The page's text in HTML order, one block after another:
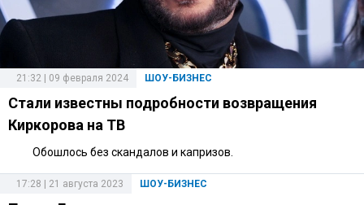
ШОУ-БИЗНЕС
21:32 | 09 февраля 2024
Стали известны подробности возвращения
Киркорова на ТВ
Обошлось без скандалов и капризов.
ШОУ-БИЗНЕС
17:28 | 21 августа 2023